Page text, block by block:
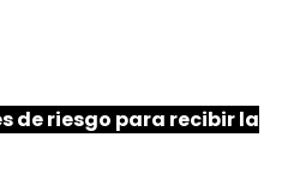
de riesgo para recibir la